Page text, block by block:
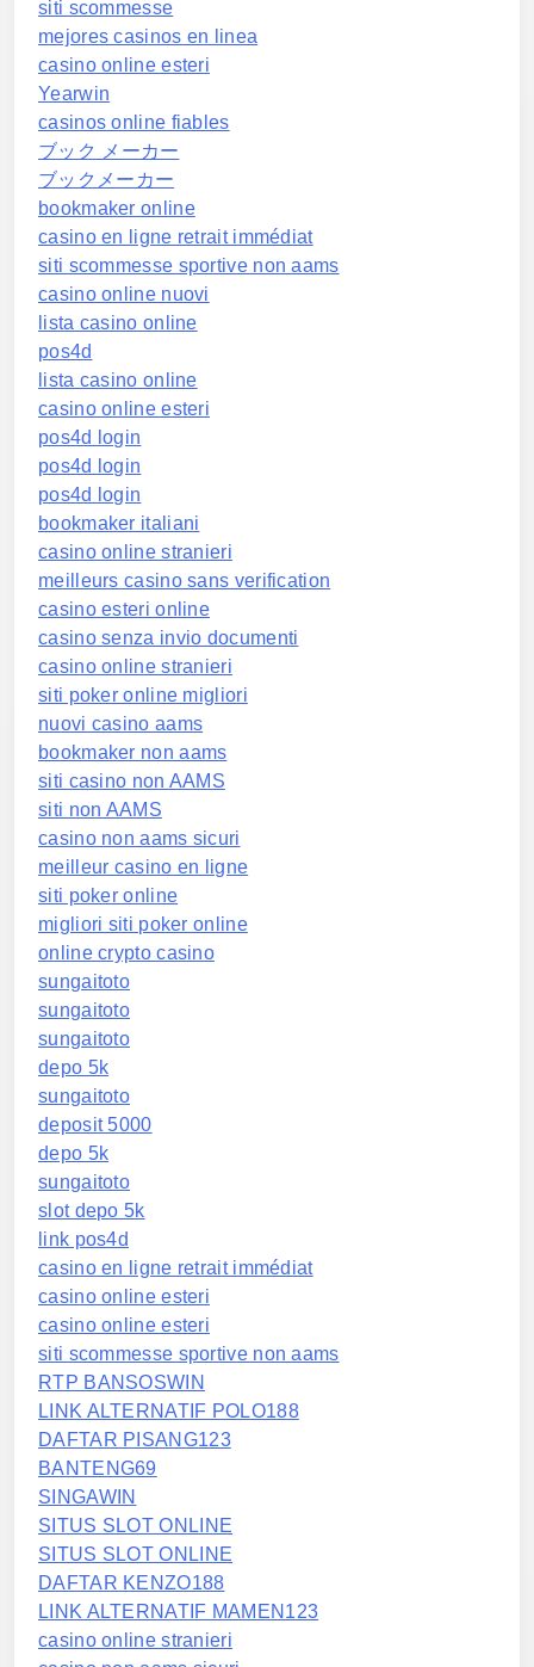
siti scommesse
mejores casinos en linea
casino online esteri
Yearwin
casinos online fiables
ブック メーカー
ブックメーカー
bookmaker online
casino en ligne retrait immédiat
siti scommesse sportive non aams
casino online nuovi
lista casino online
pos4d
lista casino online
casino online esteri
pos4d login
pos4d login
pos4d login
bookmaker italiani
casino online stranieri
meilleurs casino sans verification
casino esteri online
casino senza invio documenti
casino online stranieri
siti poker online migliori
nuovi casino aams
bookmaker non aams
siti casino non AAMS
siti non AAMS
casino non aams sicuri
meilleur casino en ligne
siti poker online
migliori siti poker online
online crypto casino
sungaitoto
sungaitoto
sungaitoto
depo 5k
sungaitoto
deposit 5000
depo 5k
sungaitoto
slot depo 5k
link pos4d
casino en ligne retrait immédiat
casino online esteri
casino online esteri
siti scommesse sportive non aams
RTP BANSOSWIN
LINK ALTERNATIF POLO188
DAFTAR PISANG123
BANTENG69
SINGAWIN
SITUS SLOT ONLINE
SITUS SLOT ONLINE
DAFTAR KENZO188
LINK ALTERNATIF MAMEN123
casino online stranieri